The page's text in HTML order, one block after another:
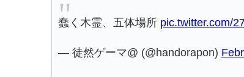
蠢く木霊、五体場所 pic.twitter.com/
— 徒然ゲーマ@ (@handorapon)